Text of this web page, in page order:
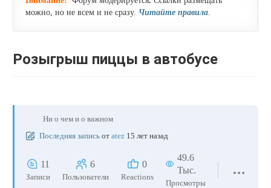
можно, но не всем и не сразу. Читайте правила.
Розыгрыш пиццы в автобусе
Ни о чем и о важном
Последняя запись от atez 15 лет назад
11
Записи
6
Пользователи
0
Reactions
49.6
Тыс.
Просмотры